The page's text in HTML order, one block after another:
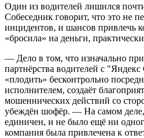
Один из водителей лишился
Собеседник говорит, что это не
инцидентов, и шансов привлечь
«бросила» на деньги,
— Дело в том, что изначально
партнёрства водителей с
«плодить» бесконтрольно
исполнителем, создаёт
мошеннических действий со
убеждён шофёр. — На самом
единичен, и не было ещё ни
компания была привлечена к